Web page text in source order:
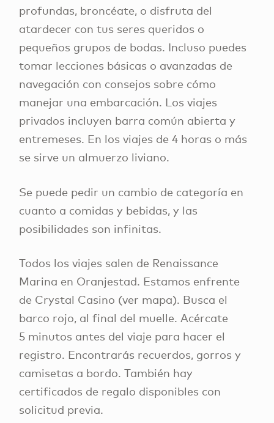
profundas, broncéate, o disfruta del
atardecer con tus seres queridos o
pequeños grupos de bodas. Incluso puedes
tomar lecciones básicas o avanzadas de
navegación con consejos sobre cómo
manejar una embarcación. Los viajes
privados incluyen barra común abierta y
entremeses. En los viajes de 4 horas o más
se sirve un almuerzo liviano.
Se puede pedir un cambio de categoría en
cuanto a comidas y bebidas, y las
posibilidades son infinitas.
Todos los viajes salen de Renaissance
Marina en Oranjestad. Estamos enfrente
de Crystal Casino (ver mapa). Busca el
barco rojo, al final del muelle. Acércate
5 minutos antes del viaje para hacer el
registro. Encontrarás recuerdos, gorros y
camisetas a bordo. También hay
certificados de regalo disponibles con
solicitud previa.